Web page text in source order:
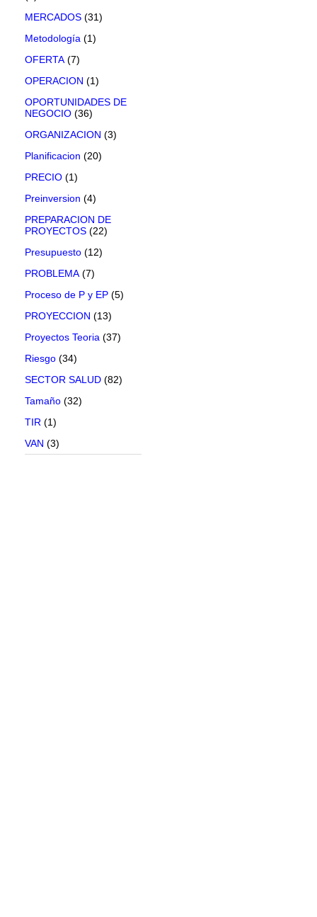
MERCADOS (31)
Metodología (1)
OFERTA (7)
OPERACION (1)
OPORTUNIDADES DE
NEGOCIO (36)
ORGANIZACION (3)
Planificacion (20)
PRECIO (1)
Preinversion (4)
PREPARACION DE
PROYECTOS (22)
Presupuesto (12)
PROBLEMA (7)
Proceso de P y EP (5)
PROYECCION (13)
Proyectos Teoria (37)
Riesgo (34)
SECTOR SALUD (82)
Tamaño (32)
TIR (1)
VAN (3)